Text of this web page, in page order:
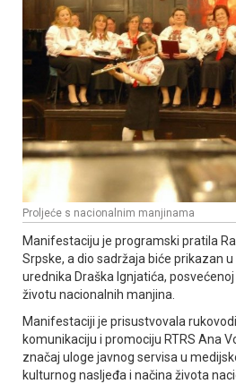
Proljeće s nacionalnim manjinama
Manifestaciju je programski pratila
Srpske, a dio sadržaja biće prikazan
urednika Draška Ignjatića,
životu nacionalnih manjina.
Manifestaciji je prisustvovala
komunikaciju i promociju RTRS Ana
značaj uloge javnog servisa u
kulturnog nasljeđa i načina života